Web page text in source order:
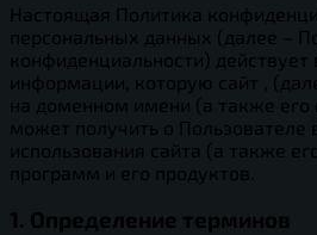
Настоящая Политика
персональных данных (далее –
конфиденциальности)
информации, которую сайт ,
на доменном имени (а также его
может получить о Пользователе
использования сайта (а также
программ и его продуктов.
1. Определение терминов